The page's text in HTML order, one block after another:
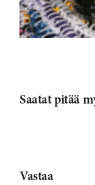
Saatat pitää
Vastaa